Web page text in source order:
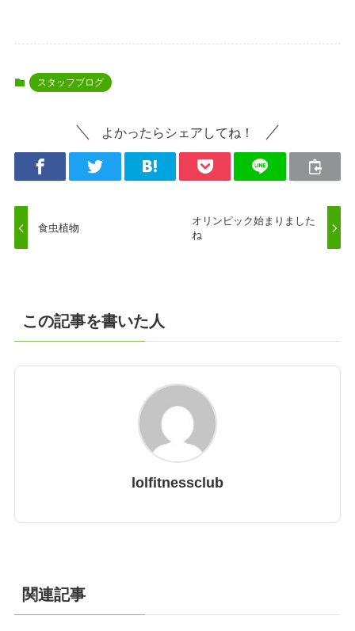
スタッフブログ
よかったらシェアしてね！
食虫植物
オリンピック始まりました
ね
この記事を書いた人
lolfitnessclub
関連記事